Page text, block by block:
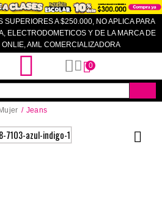
SUPERIORES A $250.000, NO APLICA PARA
ELECTRODOMETICOS Y DE LA MARCA DE
AML COMERCIALIZADORA
Almacenes SI
0
Mujer Jeans